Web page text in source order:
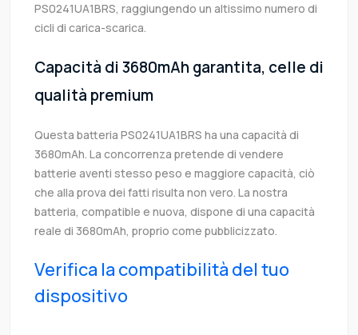
PS0241UA1BRS, raggiungendo un altissimo numero di
cicli di carica-scarica.
Capacità di 3680mAh garantita, celle di
qualità premium
Questa batteria PS0241UA1BRS ha una capacità di
3680mAh. La concorrenza pretende di vendere
batterie aventi stesso peso e maggiore capacità, ciò
che alla prova dei fatti risulta non vero. La nostra
batteria, compatible e nuova, dispone di una capacità
reale di 3680mAh, proprio come pubblicizzato.
Verifica la compatibilità del tuo
dispositivo